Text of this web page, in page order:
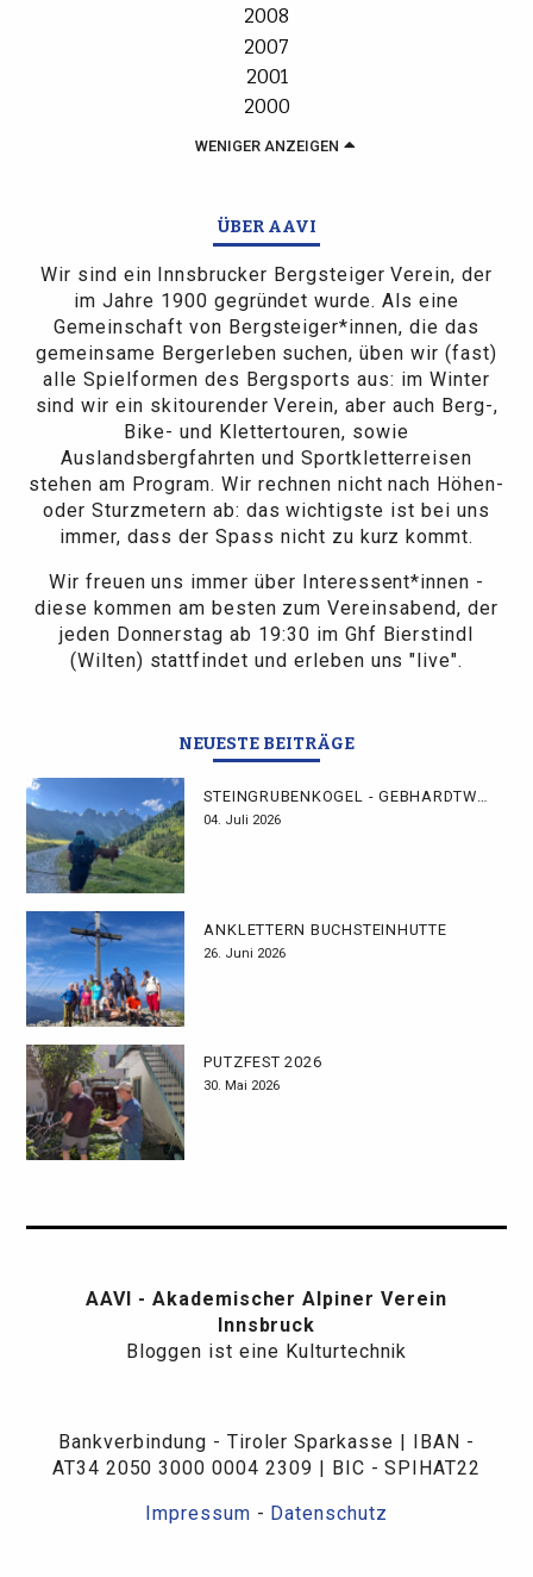
2008
2007
2001
2000
WENIGER ANZEIGEN
ÜBER AAVI
Wir sind ein Innsbrucker Bergsteiger Verein, der
im Jahre 1900 gegründet wurde. Als eine
Gemeinschaft von Bergsteiger*innen, die das
gemeinsame Bergerleben suchen, üben wir (fast)
alle Spielformen des Bergsports aus: im Winter
sind wir ein skitourender Verein, aber auch Berg-,
Bike- und Klettertouren, sowie
Auslandsbergfahrten und Sportkletterreisen
stehen am Program. Wir rechnen nicht nach Höhen-
oder Sturzmetern ab: das wichtigste ist bei uns
immer, dass der Spass nicht zu kurz kommt.
Wir freuen uns immer über Interessent*innen -
diese kommen am besten zum Vereinsabend, der
jeden Donnerstag ab 19:30 im Ghf Bierstindl
(Wilten) stattfindet und erleben uns "live".
NEUESTE BEITRÄGE
04. Juli 2026
ANKLETTERN BUCHSTEINHÜTTE
26. Juni 2026
PUTZFEST 2026
30. Mai 2026
AAVI - Akademischer Alpiner Verein
Innsbruck
Bloggen ist eine Kulturtechnik
Bankverbindung - Tiroler Sparkasse | IBAN -
AT34 2050 3000 0004 2309 | BIC - SPIHAT22
Impressum - Datenschutz